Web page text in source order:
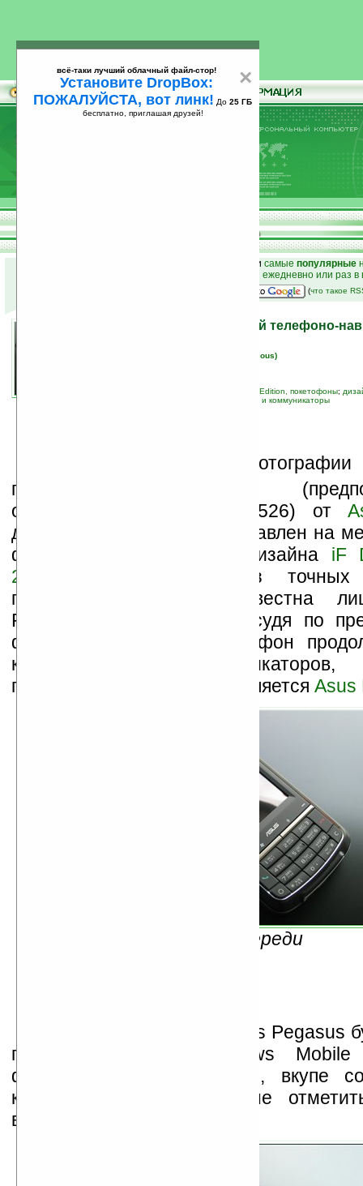
25
и самые популярные
на email ежедневно или раз
(что такое
Asus Pegasus — грядущий телефоно-
Вячеслав Черников (devious)
Pocket PC Phone Edition, покетофоны;
смартфоны и коммуникаторы
интернет утекли фотографии
покетофона Pegasus
официальное название P526) от
должен быть вскоре представлен на
форуме промышленного дизайна iF
2007
. К сожалению из точных
параметров новинки известна
Pegasus — 15,4 мм. Но судя по
фотографиям, этот покетофон
клавиатурных
представителем которой является Asus
Вид спереди
Также известно, что Asus Pegasus
под управлением Windows
функциями GPS-навигации, вкупе
камерой. Также нельзя не
внешний вид новинки.
×
всё-таки лучший облачный файл-стор!
Установите DropBox:
ПОЖАЛУЙСТА, вот линк! До 25 ГБ
бесплатно, приглашая друзей!